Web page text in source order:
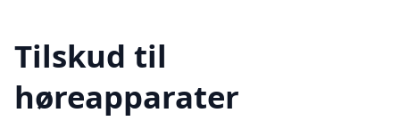
Tilskud til
høreapparater